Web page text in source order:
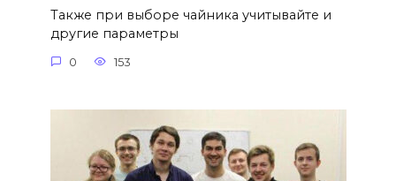
Также при выборе чайника учитывайте и
другие параметры
0 153